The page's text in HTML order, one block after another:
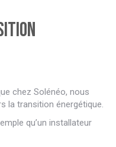
chez Solénéo, nous
la transition énergétique.
qu’un installateur